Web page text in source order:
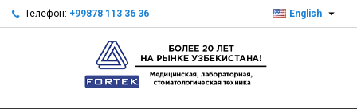
Телефон: +99878 113 36 36 English 